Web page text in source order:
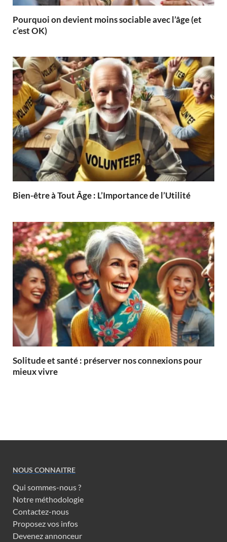
Pourquoi on devient moins sociable avec l’âge (et
c’est OK)
Bien-être à Tout Âge : L’Importance de l’Utilité
Solitude et santé : préserver nos connexions pour
mieux vivre
NOUS CONNAITRE
Qui sommes-nous ?
Notre méthodologie
Contactez-nous
Proposez vos infos
Devenez annonceur